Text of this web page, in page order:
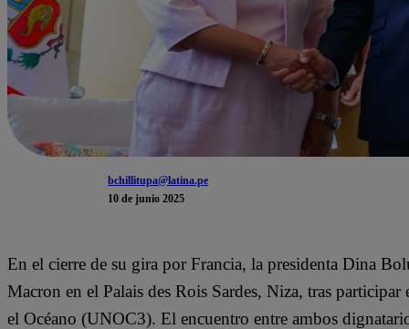
bchillitupa@latina.pe
10 de junio 2025
En el cierre de su gira por Francia, la presidenta Dina
Macron en el Palais des Rois Sardes, Niza, tras
el Océano (UNOC3). El encuentro entre ambos